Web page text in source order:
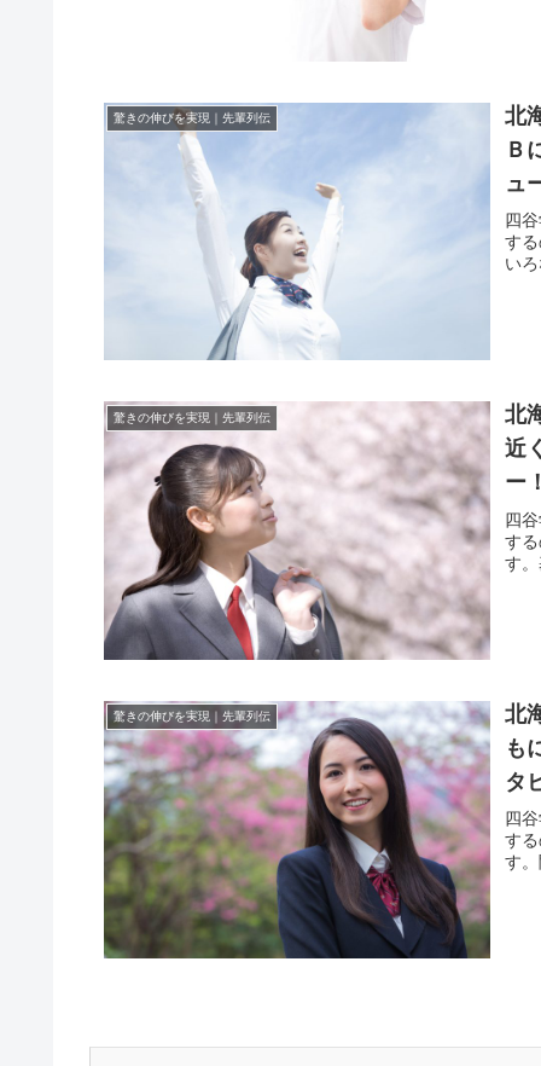
驚きの伸びを実現｜先輩列伝
北
Ｂ
ュ
四
す
い
驚きの伸びを実現｜先輩列伝
北
近
ー
四
す
す
驚きの伸びを実現｜先輩列伝
北
も
タ
四
す
す